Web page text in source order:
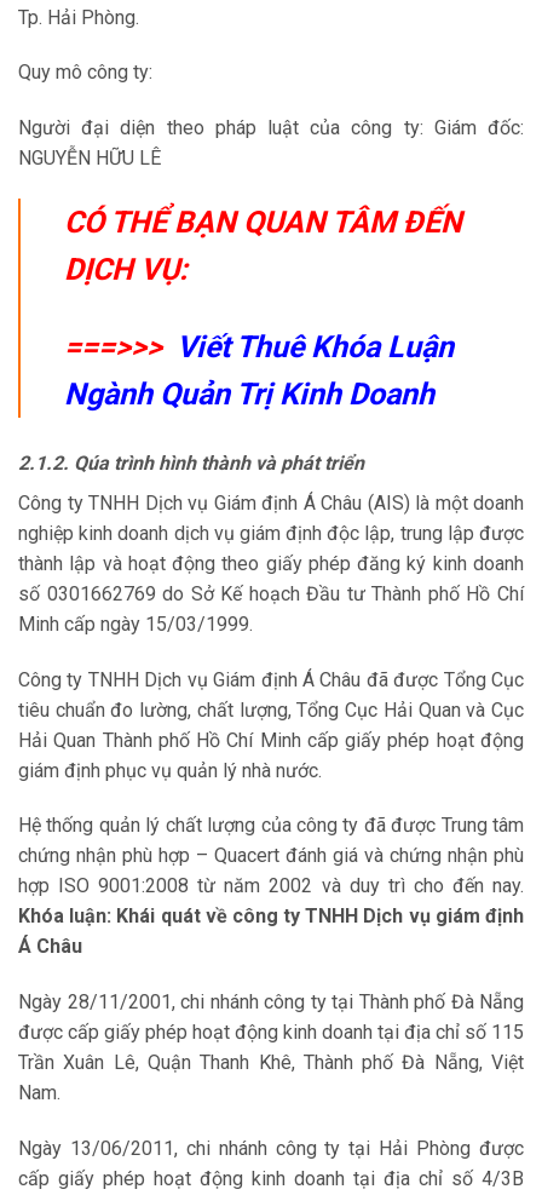
Tp. Hải Phòng.
Quy mô công ty:
Người đại diện theo pháp luật của công ty: Giám đốc:
NGUYỄN HỮU LÊ
CÓ THỂ BẠN QUAN TÂM ĐẾN
DỊCH VỤ:
===>>>Viết Thuê Khóa Luận
Ngành Quản Trị Kinh Doanh
2.1.2. Qúa trình hình thành và phát triển
Công ty TNHH Dịch vụ Giám định Á Châu (AIS) là một doanh
nghiệp kinh doanh dịch vụ giám định độc lập, trung lập được
thành lập và hoạt động theo giấy phép đăng ký kinh doanh
số 0301662769 do Sở Kế hoạch Đầu tư Thành phố Hồ Chí
Minh cấp ngày 15/03/1999.
Công ty TNHH Dịch vụ Giám định Á Châu đã được Tổng Cục
tiêu chuẩn đo lường, chất lượng, Tổng Cục Hải Quan và Cục
Hải Quan Thành phố Hồ Chí Minh cấp giấy phép hoạt động
giám định phục vụ quản lý nhà nước.
Hệ thống quản lý chất lượng của công ty đã được Trung tâm
chứng nhận phù hợp – Quacert đánh giá và chứng nhận phù
hợp ISO 9001:2008 từ năm 2002 và duy trì cho đến nay.
Khóa luận: Khái quát về công ty TNHH Dịch vụ giám định
Á Châu
Ngày 28/11/2001, chi nhánh công ty tại Thành phố Đà Nẵng
được cấp giấy phép hoạt động kinh doanh tại địa chỉ số 115
Trần Xuân Lê, Quận Thanh Khê, Thành phố Đà Nẵng, Việt
Nam.
Ngày 13/06/2011, chi nhánh công ty tại Hải Phòng được
cấp giấy phép hoạt động kinh doanh tại địa chỉ số 4/3B